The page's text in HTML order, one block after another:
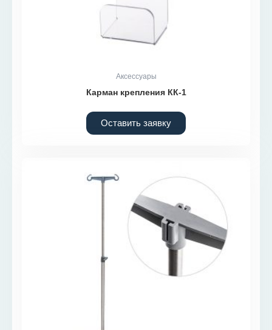
Аксессуары
Карман крепления КК-1
Оставить заявку